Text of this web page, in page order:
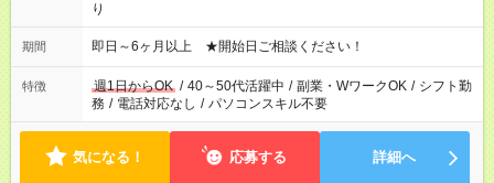
り
期間 即日～6ヶ月以上 ★開始日ご相談ください！
特徴 週1日からOK / 40～50代活躍中 / 副業・WワークOK / シフト勤
務 / 電話対応なし / パソコンスキル不要
気になる！ 応募する 詳細へ